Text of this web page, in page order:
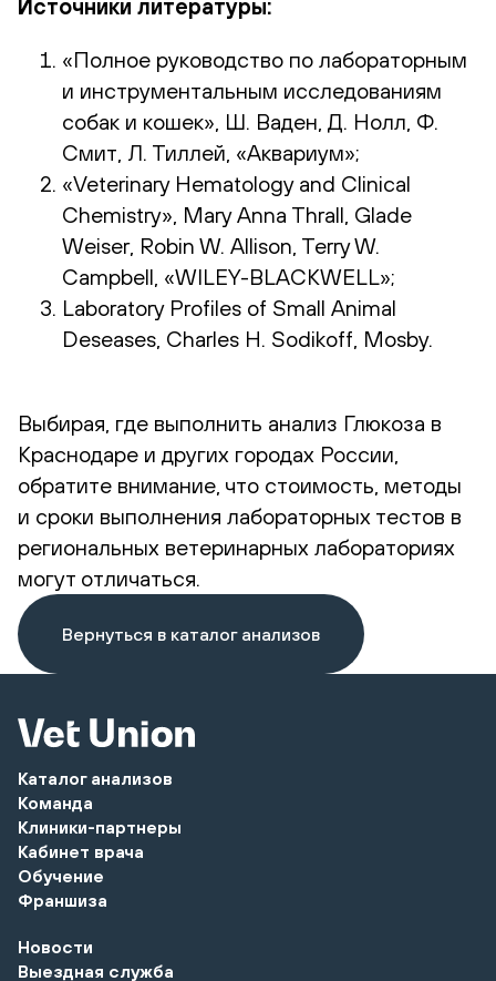
Источники литературы:
«Полное руководство по лабораторным
и инструментальным исследованиям
собак и кошек», Ш. Ваден, Д. Нолл, Ф.
Смит, Л. Тиллей, «Аквариум»;
«Veterinary Hematology and Clinical
Chemistry», Mary Anna Thrall, Glade
Weiser, Robin W. Allison, Terry W.
Campbell, «WILEY-BLACKWELL»;
Laboratory Profiles of Small Animal
Deseases, Charles H. Sodikoff, Mosby.
Выбирая, где выполнить анализ Глюкоза в
Краснодаре и других городах России,
обратите внимание, что стоимость, методы
и сроки выполнения лабораторных тестов в
региональных ветеринарных лабораториях
могут отличаться.
Вернуться в каталог анализов
Каталог анализов
Команда
Клиники-партнеры
Кабинет врача
Обучение
Франшиза
Новости
Выездная служба